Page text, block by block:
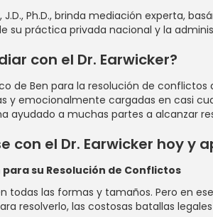
J.D., Ph.D., brinda mediación experta,
su práctica privada nacional y la
con el Dr. Earwicker?
de Ben para la resolución de
y emocionalmente cargadas en casi
ayudado a muchas partes a alcanzar
con el Dr. Earwicker hoy y
su Resolución de Conflictos
todas las formas y tamaños. Pero en
resolverlo, las costosas batallas